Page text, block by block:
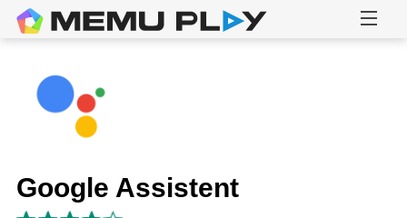
Google Assistent